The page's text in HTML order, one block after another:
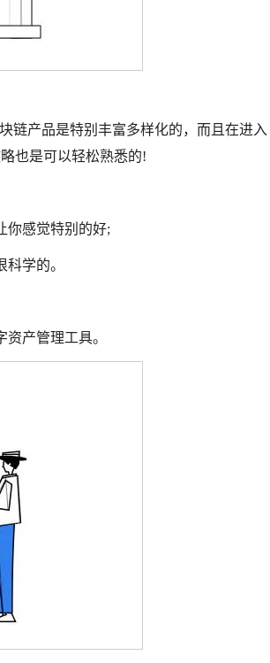
链产品是特别丰富多样化的，而且在进入
也是可以轻松熟悉的!
你感觉特别的好;
学的。
产管理工具。